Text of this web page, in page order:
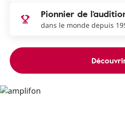
Pionnier de
dans le monde depuis